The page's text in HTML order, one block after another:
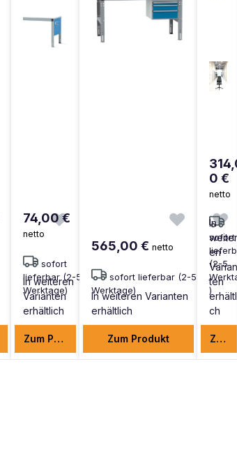
74,00 €
netto
sofort
lieferbar (2-5
Werktage)
In weiteren
Varianten
erhältlich
Zum Produkt
565,00 €netto
sofort lieferbar (2-5
Werktage)
In weiteren Varianten
erhältlich
Zum Produkt
0 €
netto
sofort
(2-5
)
In
weiter
en
Varian
ten
ch
Zum Produkt